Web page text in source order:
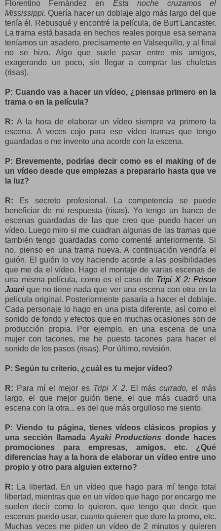
Florentino Fernández en Esta noche cruzamos el
Mississippi. Quería hacer un doblaje algo más largo del que
tenía él. Rebusqué y encontré la película, de Burt Lancaster.
La trama está basada en hechos reales porque esa semana
teníamos un asadero, precisamente en Valsequillo, y al final
no se hizo. Algo que suele pasar entre mis amigos,
exagerando un poco, sin llegar a comprar las chuletas
(risas).
P: Cuando vas a hacer un vídeo, ¿piensas primero en la
trama o en la película?
R:A la hora de elaborar un vídeo siempre va primero la
escena. A veces cojo para ese vídeo tramas que tengo
guardadas o me invento una acorde con la escena.
P: Brevemente, podrías decir como es el making of de
un vídeo desde que empiezas a prepararlo hasta que ve
la luz?
R: Es secreto profesional. La competencia se puede
beneficiar de mi respuesta (risas). Yo tengo un banco de
escenas guardadas de las que creo que puedo hacer un
vídeo. Luego miro si me cuadran algunas de las tramas que
también tengo guardadas como comenté anteriormente. Si
no, pienso en una trama nueva. A continuación vendría el
guión. El guión lo voy haciendo acorde a las posibilidades
que me da el vídeo. Hago el montaje de varias escenas de
una misma película, como es el caso de Tripi X 2: Prison
Juani que no tiene nada que ver una escena con otra en la
película original. Posteriormente pasaría a hacer el doblaje.
Cada personaje lo hago en una pista diferente, así como el
sonido de fondo y efectos que en muchas ocasiones son de
producción propia. Por ejemplo, en una escena de una
mujer con tacones, me he puesto tacones para hacer el
sonido de los pasos (risas). Por último, revisión.
P: Según tu criterio, ¿cuál es tu mejor vídeo?
R: Para mí el mejor es Tripi X 2. El máscurrado, el más
largo, el que mejor guión tiene, el que más cuadró una
escena con la otra... es del que más orgulloso me siento.
P: Viendo tu página, tienes vídeos clásicos propios y
una sección llamada Ayaki Productions donde haces
promociones para empresas, amigos, etc. ¿Qué
diferencias hay a la hora de elaborar un vídeo entre uno
propio y otro para alguien externo?
R: La libertad. En un vídeo que hago para mí tengo total
libertad, mientras que en un vídeo que hago por encargo me
suelen decir como lo quieren, que tengo que decir, que
escenas puedo usar, cuanto quieren que dure la promo, etc.
Muchas veces me piden un vídeo de 2 minutos y quieren